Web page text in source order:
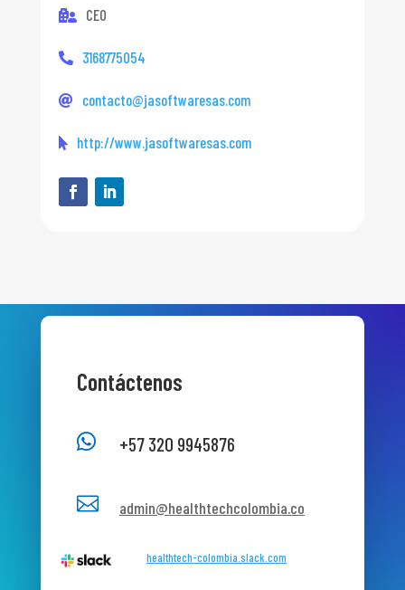
CEO
3168775054
contacto@jasoftwaresas.com
http://www.jasoftwaresas.com
Contáctenos
 +57 320 9945876
 admin@healthtechcolombia.co
healthtech-colombia.slack.com